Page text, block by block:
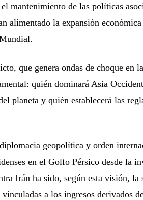
mantenimiento de las políticas
alimentado la expansión económica
que genera ondas de choque en
quién dominará Asia
planeta y quién establecerá las
geopolítica y orden
en el Golfo Pérsico desde la
Irán ha sido, según esta visión, la
vinculadas a los ingresos derivados